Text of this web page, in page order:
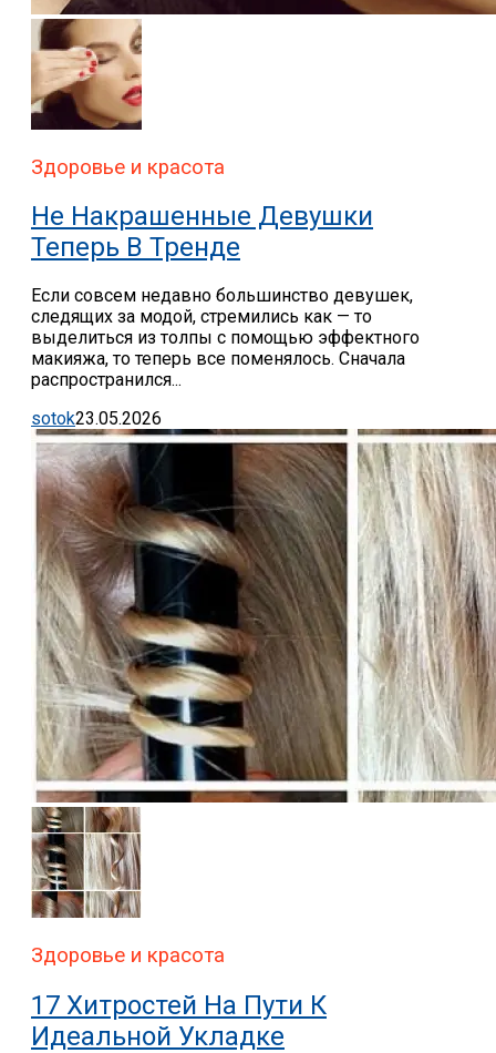
Здоровье и красота
Не Накрашенные Девушки
Теперь В Тренде
Если совсем недавно большинство девушек,
следящих за модой, стремились как — то
выделиться из толпы с помощью эффектного
макияжа, то теперь все поменялось. Сначала
распространился...
sotok23.05.2026
Здоровье и красота
17 Хитростей На Пути К
Идеальной Укладке